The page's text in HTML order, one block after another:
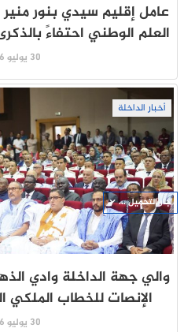
عامل إقليم سيدي بنور
العلم الوطني احتفاءً بالذكرى الـ27 لعيد العرش
30 يوليو 2026
أخبار الداخلة
والي جهة الداخلة وادي
الإنصات للخطاب الملكي
30 يوليو 2026
جار التحميل ...